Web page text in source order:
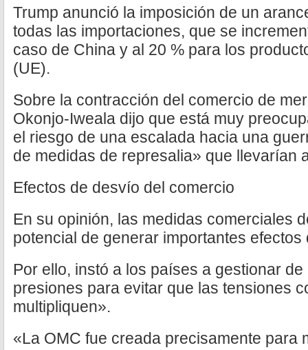
Trump anunció la imposición de un
todas las importaciones, que se
caso de China y al 20 % para los
(UE).
Sobre la contracción del comercio de
Okonjo-Iweala dijo que está muy
el riesgo de una escalada hacia una
de medidas de represalia» que llevarían
Efectos de desvío del comercio
En su opinión, las medidas comerciales
potencial de generar importantes
Por ello, instó a los países a gestionar
presiones para evitar que las tensiones
multipliquen».
«La OMC fue creada precisamente para